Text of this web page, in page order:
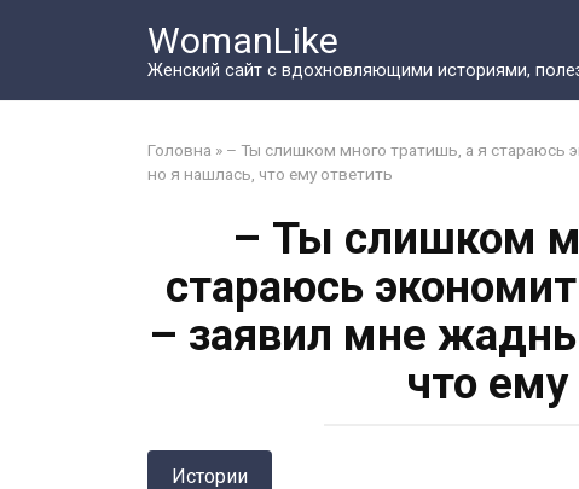
WomanLike
Женский сайт с вдохновляющими историями,
Головна » – Ты слишком много тратишь, а я стараюсь
но я нашлась, что ему ответить
– Ты слишком
стараюсь
– заявил мне
что ему
Истории